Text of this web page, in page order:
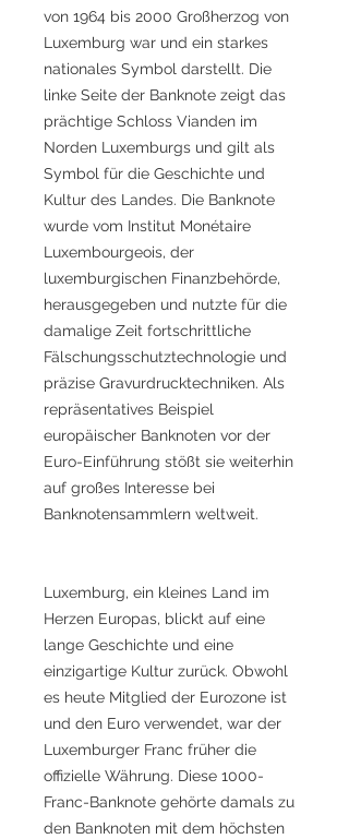
von 1964 bis 2000 Großherzog von
Luxemburg war und ein starkes
nationales Symbol darstellt. Die
linke Seite der Banknote zeigt das
prächtige Schloss Vianden im
Norden Luxemburgs und gilt als
Symbol für die Geschichte und
Kultur des Landes. Die Banknote
wurde vom Institut Monétaire
Luxembourgeois, der
luxemburgischen Finanzbehörde,
herausgegeben und nutzte für die
damalige Zeit fortschrittliche
Fälschungsschutztechnologie und
präzise Gravurdrucktechniken. Als
repräsentatives Beispiel
europäischer Banknoten vor der
Euro-Einführung stößt sie weiterhin
auf großes Interesse bei
Banknotensammlern weltweit.
Luxemburg, ein kleines Land im
Herzen Europas, blickt auf eine
lange Geschichte und eine
einzigartige Kultur zurück. Obwohl
es heute Mitglied der Eurozone ist
und den Euro verwendet, war der
Luxemburger Franc früher die
offizielle Währung. Diese 1000-
Franc-Banknote gehörte damals zu
den Banknoten mit dem höchsten